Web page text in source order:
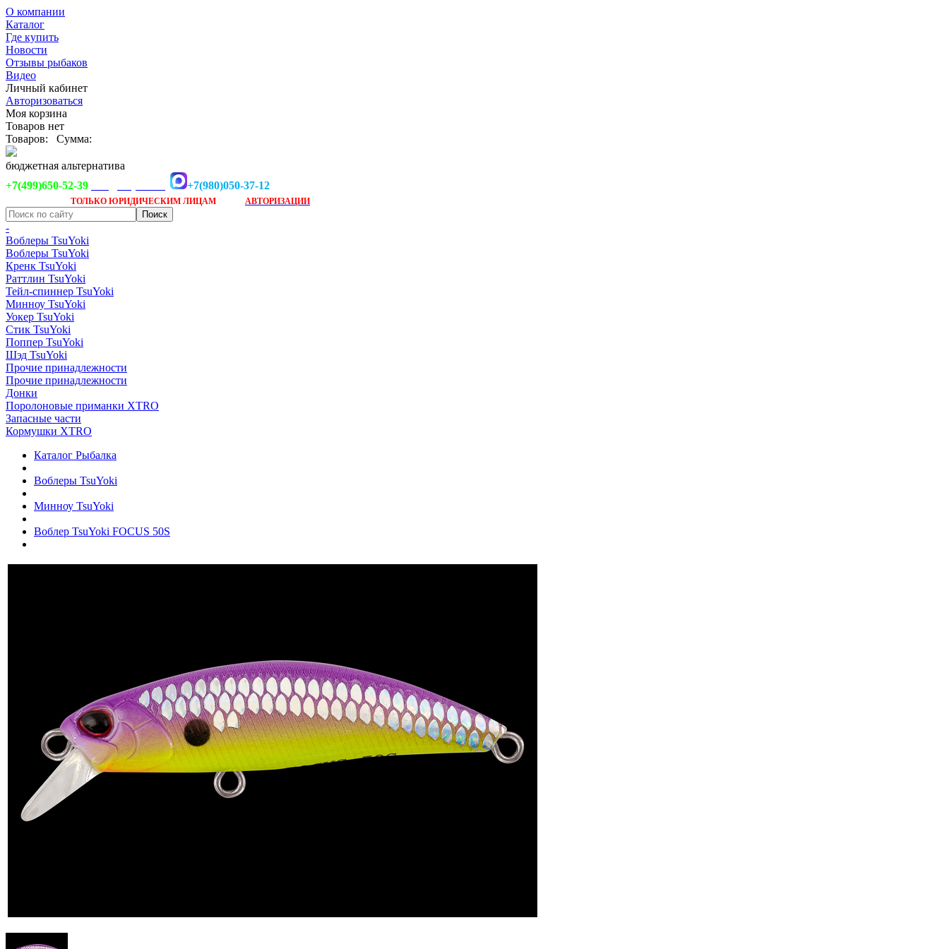
О компании
Каталог
Где купить
Новости
Отзывы рыбаков
Видео
Личный кабинет
Авторизоваться
Моя корзина
Товаров нет
Товаров:
Сумма:
бюджетная альтернатива
+7(499)650-52-39
+7(980)050-37-12
ТОЛЬКО ЮРИДИЧЕСКИМ ЛИЦАМ АВТОРИЗАЦИИ
-
Воблеры TsuYoki
Воблеры TsuYoki
Кренк TsuYoki
Раттлин TsuYoki
Тейл-спиннер TsuYoki
Минноу TsuYoki
Уокер TsuYoki
Стик TsuYoki
Поппер TsuYoki
Шэд TsuYoki
Прочие принадлежности
Прочие принадлежности
Донки
Поролоновые приманки XTRO
Запасные части
Кормушки XTRO
Каталог Рыбалка
Воблеры TsuYoki
Минноу TsuYoki
Воблер TsuYoki FOCUS 50S